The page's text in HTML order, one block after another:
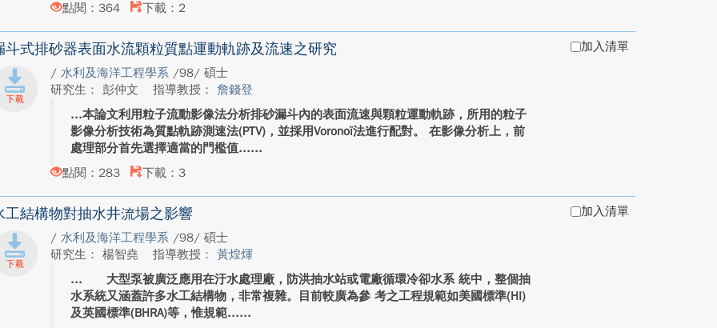
點閱：364
下載：2
斗式排砂器表面水流顆粒質點運動軌跡及流速之研究
/水利及海洋工程學系 /98/ 碩士
研究生： 彭仲文
指導教授：詹錢登
本論文利用粒子流動影像法分析排砂漏斗內的表面流速與顆粒運動軌跡，所用的粒子
影像分析技術為質點軌跡測速法(PTV)，並採用Voronoï法進行配對。 在影像分析上，前
處理部分首先選擇適當的門檻值...
點閱：283
下載：3
加入清單
工結構物對抽水井流場之影響
/水利及海洋工程學系 /98/ 碩士
研究生： 楊智堯
指導教授：黃煌煇
大型泵被廣泛應用在汙水處理廠，防洪抽水站或電廠循環冷卻水系 統中，整個抽
水系統又涵蓋許多水工結構物，非常複雜。目前較廣為參 考之工程規範如美國標準(HI)
及英國標準(BHRA)等，惟規範...
加入清單